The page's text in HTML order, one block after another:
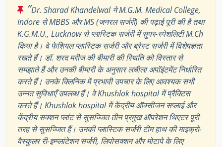
“Dr. Sharad Khandelwal ने M.G.M. Medical College,
Indore से MBBS और MS (जनरल सर्जरी) की पढ़ाई पूरी की है तथा
K.G.M.U., Lucknow से प्लास्टिक सर्जरी में सुपर-स्पेशलिटी M.Ch
किया है। वे फेशियल प्लास्टिक सर्जरी और ब्रेस्ट सर्जरी में विशेषज्ञता
रखते हैं। डॉ. शरद मरीज की बीमारी की स्थिति को विस्तार से
समझाते हैं और उनकी बीमारी के अनुसार लचीला अपॉइंटमेंट निर्धारित
करते हैं। उनके क्लिनिक में प्रभावी उपचार के लिए आवश्यक सभी
उन्नत सुविधाएँ उपलब्ध हैं। वे Khushlok hospital में प्रैक्टिस
करते हैं। Khushlok hospital में केंद्रीय ऑक्सीजन सप्लाई और
केंद्रीय सक्शन प्लांट से सुसज्जित तीन प्रमुख ऑपरेशन थिएटर पूरी
तरह से सुसज्जित हैं। उनकी प्लास्टिक सर्जरी टीम हाथ की माइक्रो-
वैस्कुलर री-इम्प्लांटेशन सर्जरी, लिपोसक्शन और मोटापे के लिए